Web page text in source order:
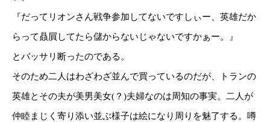
『だってリオンさん戦争参加してないですしぃー、英雄だか
らって贔屓してたら儲からないじゃないですかぁー。』
とバッサリ断ったのである。
そのため二人はわざわざ並んで買っているのだが、トランの
英雄とその夫が美男美女(？)夫婦なのは周知の事実。二人が
仲睦まじく寄り添い並ぶ様子は絵になり周りを魅了する。噂